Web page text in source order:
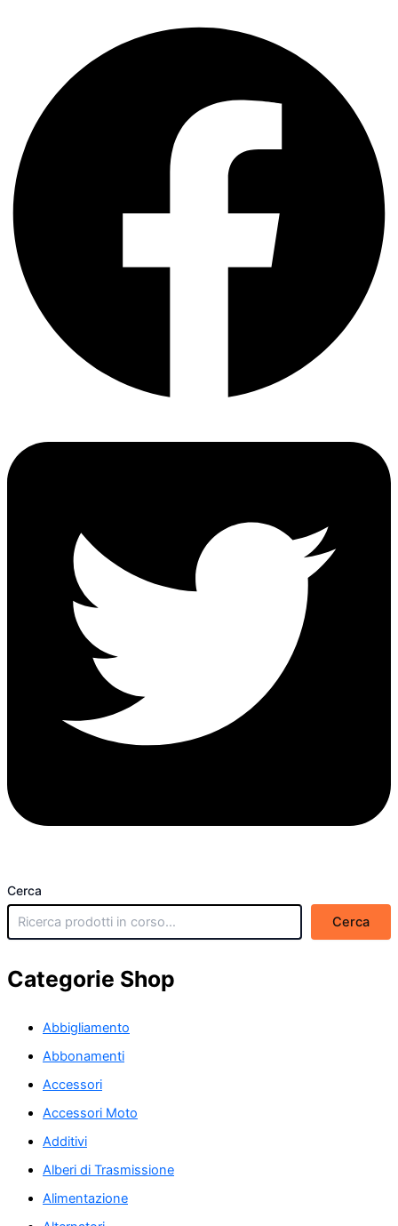
Cerca
Cerca
Categorie Shop
Abbigliamento
Abbonamenti
Accessori
Accessori Moto
Additivi
Alberi di Trasmissione
Alimentazione